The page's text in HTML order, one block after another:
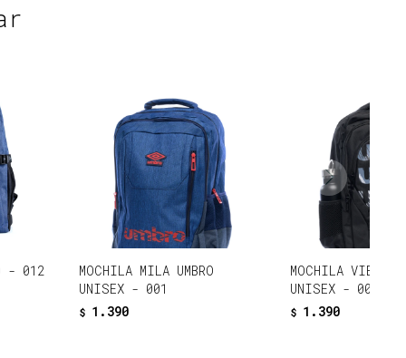
- 012
MOCHILA MILA UMBRO
UNISEX - 001
$ 1.390
MOCHILA VIBO
UNISEX - 002
$ 1.390